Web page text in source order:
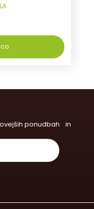
ponudbah in